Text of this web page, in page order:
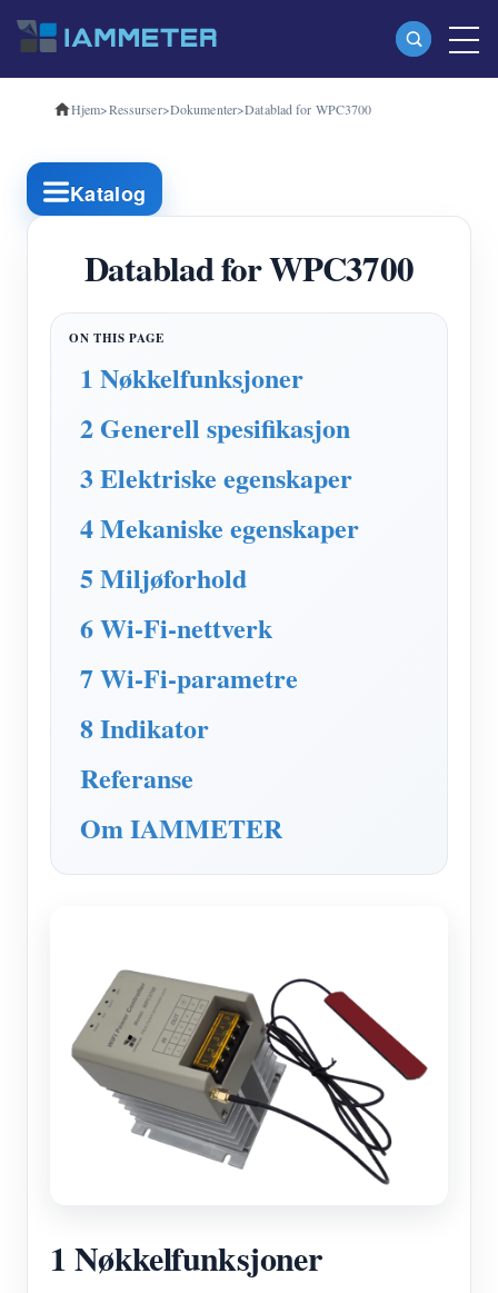
Produkter
Enfase Wi-Fi energimåler (WEM3080)
Trefase Wi-Fi energimåler (WEM3080T)
Trefase Wi-Fi energimåler (WEM3046T)
WiFi Power Controller
IAMMETER Cloud Pro
Selvbetjent tjeneste
System for energiprognoser og -simulering
applikasjoner
Solar PV System Energy Monitor
Strømforbruksmåler
PV-varmekontrollsystem
butikk
Ressurser
Hurtigstart for produktet
Dokument
Blogger
Samfunnet
Utvikler
Ta kontakt med
Hjem>Ressurser>Dokumenter>Datablad for WPC3700
Katalog
Datablad for WPC3700
1 Nøkkelfunksjoner
2 Generell spesifikasjon
3 Elektriske egenskaper
4 Mekaniske egenskaper
5 Miljøforhold
6 Wi-Fi-nettverk
7 Wi-Fi-parametre
8 Indikator
Referanse
Om IAMMETER
1 Nøkkelfunksjoner